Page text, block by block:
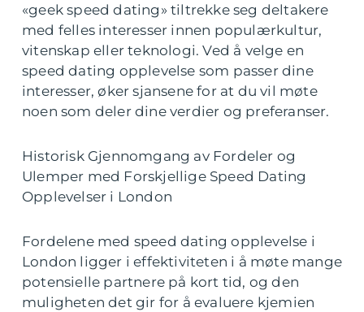
«geek speed dating» tiltrekke seg deltakere
med felles interesser innen populærkultur,
vitenskap eller teknologi. Ved å velge en
speed dating opplevelse som passer dine
interesser, øker sjansene for at du vil møte
noen som deler dine verdier og preferanser.
Historisk Gjennomgang av Fordeler og
Ulemper med Forskjellige Speed Dating
Opplevelser i London
Fordelene med speed dating opplevelse i
London ligger i effektiviteten i å møte mange
potensielle partnere på kort tid, og den
muligheten det gir for å evaluere kjemien